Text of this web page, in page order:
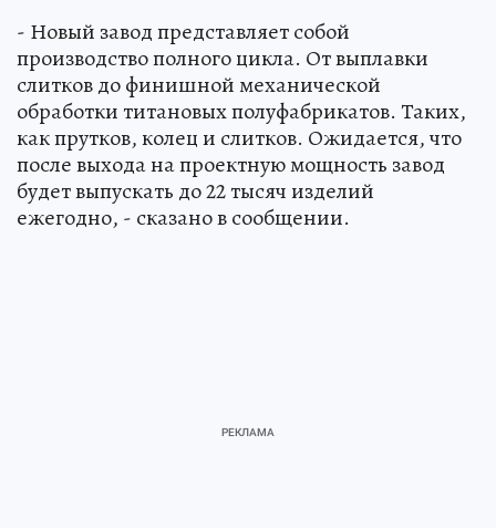
- Новый завод представляет собой
производство полного цикла. От выплавки
слитков до финишной механической
обработки титановых полуфабрикатов. Таких,
как прутков, колец и слитков. Ожидается, что
после выхода на проектную мощность завод
будет выпускать до 22 тысяч изделий
ежегодно, - сказано в сообщении.